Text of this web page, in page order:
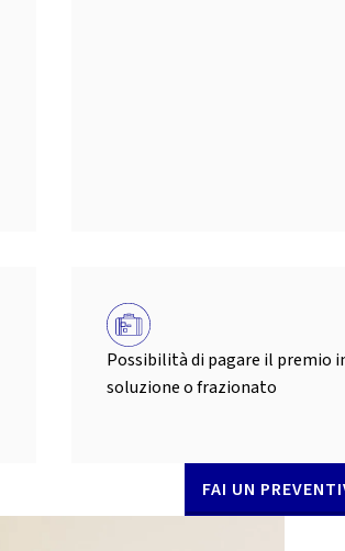
Possibilità di pagare il premio
soluzione o frazionato
FAI UN